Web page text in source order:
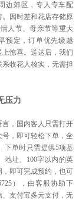
边郊区，专人专车配
因时差和花店存储原
人节、母亲节等重大
预定，订单优先级越
惊喜。送达后，我们
收花人核实，无需担
压力
，国内客人只需打开
，即可轻松下单，全
下单时只需提供5项基
址、100字以内的英
即可完成预约，也可
），由客服协助下
支付宝多元支付，无